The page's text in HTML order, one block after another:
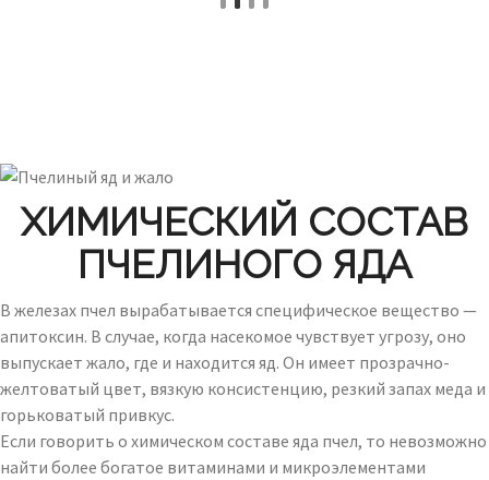
ХИМИЧЕСКИЙ СОСТАВ
ПЧЕЛИНОГО ЯДА
В железах пчел вырабатывается специфическое вещество —
апитоксин. В случае, когда насекомое чувствует угрозу, оно
выпускает жало, где и находится яд. Он имеет прозрачно-
желтоватый цвет, вязкую консистенцию, резкий запах меда и
горьковатый привкус.
Если говорить о химическом составе яда пчел, то невозможно
найти более богатое витаминами и микроэлементами